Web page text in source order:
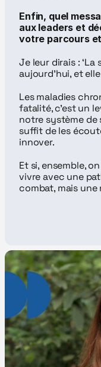
Enfin, quel
aux leaders et
votre parcours
Je leur dirais :
aujourd’hui, et
Les maladies
fatalité, c’est un
notre système de
suffit de les
innover.
Et si, ensemble,
vivre avec une
combat, mais